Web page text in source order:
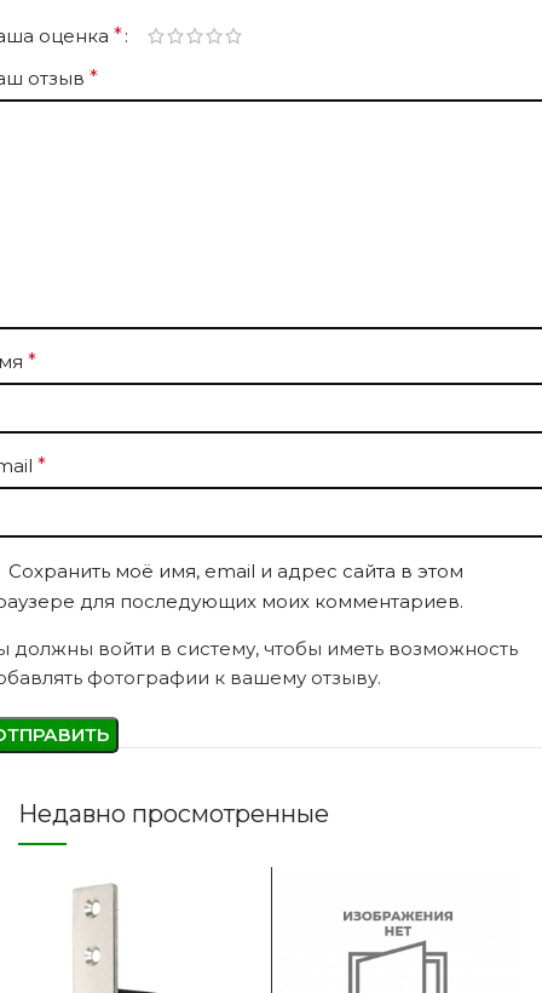
оценка*
отзыв*
*
*
Сохранить моё имя, email и адрес сайта в этом
для последующих моих комментариев.
должны войти в систему, чтобы иметь возможность
фотографии к вашему отзыву.
Недавно просмотренные